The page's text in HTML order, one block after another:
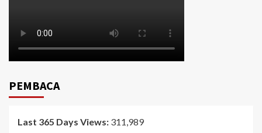
PEMBACA
Last 365 Days Views: 311,989